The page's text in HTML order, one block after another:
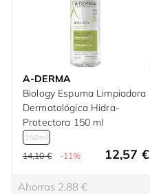
A-DERMA
Biology Espuma Limpiadora
Dermatológica Hidra-
Protectora 150 ml
150ml
14,10 € -11% 12,57 €
Ahorras 2,88 €